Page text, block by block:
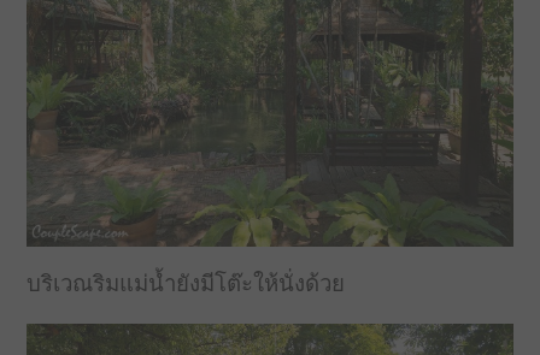
บริเวณริมแม่น้ำยังมีโต๊ะให้นั่งด้วย